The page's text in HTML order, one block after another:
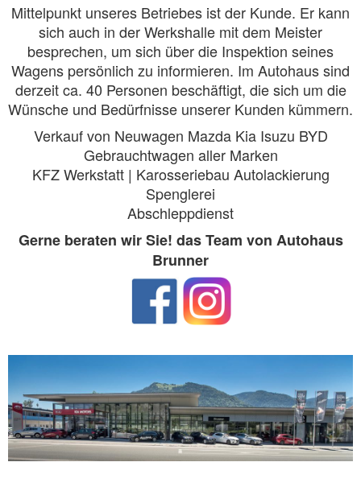
Mittelpunkt unseres Betriebes ist der Kunde. Er kann
sich auch in der Werkshalle mit dem Meister
besprechen, um sich über die Inspektion seines
Wagens persönlich zu informieren. Im Autohaus sind
derzeit ca. 40 Personen beschäftigt, die sich um die
Wünsche und Bedürfnisse unserer Kunden kümmern.
Verkauf von Neuwagen Mazda Kia Isuzu BYD
Gebrauchtwagen aller Marken
KFZ Werkstatt | Karosseriebau Autolackierung
Spenglerei
Abschleppdienst
Gerne beraten wir Sie! das Team von Autohaus
Brunner